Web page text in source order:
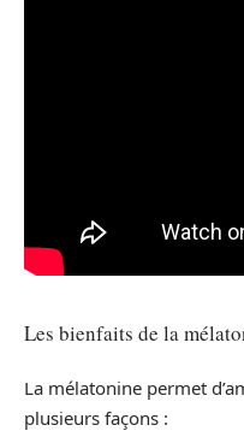
Les bienfaits de la
La mélatonine permet
plusieurs façons :